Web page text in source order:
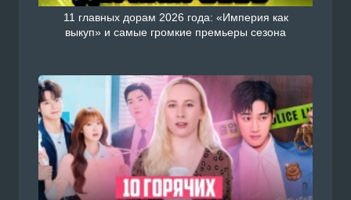
11 главных дорам 2026 года: «Империя как
выкуп» и самые громкие премьеры сезона